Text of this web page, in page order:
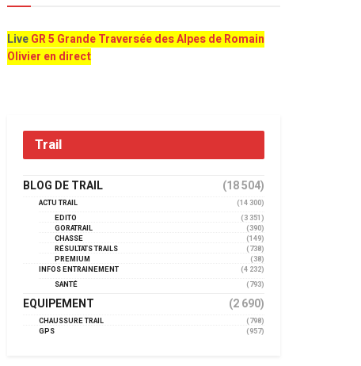
LiveGR 5 Grande Traversée des Alpes de Romain
Olivier en direct
Trail
BLOG DE TRAIL (18 504)
ACTU TRAIL
(14 300)
EDITO
(3 351)
GORATRAIL
(390)
CHASSE
(149)
RÉSULTATS TRAILS
(738)
PREMIUM
(38)
INFOS ENTRAINEMENT
(4 232)
SANTÉ
(793)
EQUIPEMENT (2 690)
CHAUSSURE TRAIL
(798)
GPS
(957)